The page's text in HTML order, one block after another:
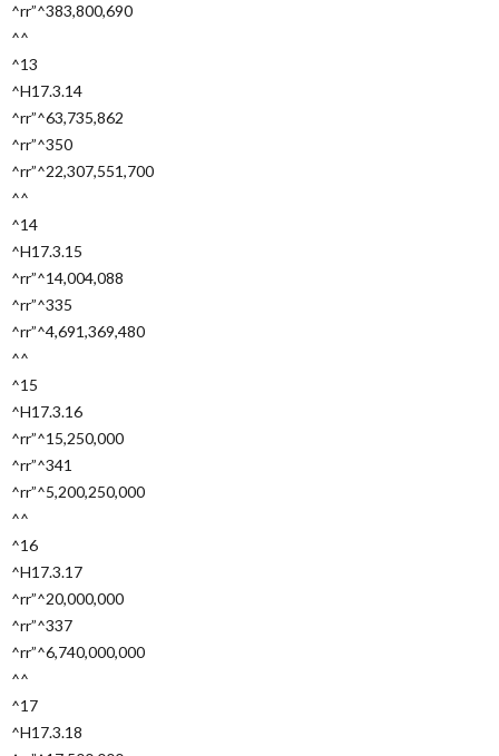
^rr”^383,800,690
^^
^13
^H17.3.14
^rr”^63,735,862
^rr”^350
^rr”^22,307,551,700
^^
^14
^H17.3.15
^rr”^14,004,088
^rr”^335
^rr”^4,691,369,480
^^
^15
^H17.3.16
^rr”^15,250,000
^rr”^341
^rr”^5,200,250,000
^^
^16
^H17.3.17
^rr”^20,000,000
^rr”^337
^rr”^6,740,000,000
^^
^17
^H17.3.18